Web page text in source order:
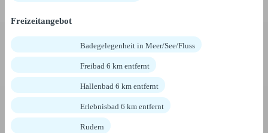
Freizeitangebot
Badegelegenheit in Meer/See/Fluss
Freibad 6 km entfernt
Hallenbad 6 km entfernt
Erlebnisbad 6 km entfernt
Rudern